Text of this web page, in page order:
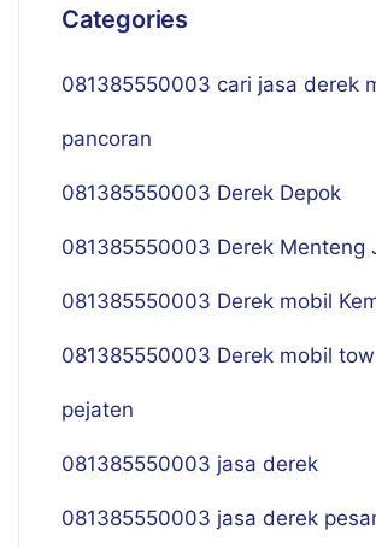
Categories
081385550003 cari jasa derek
pancoran
081385550003 Derek Depok
081385550003 Derek Menteng
081385550003 Derek mobil
081385550003 Derek mobil
pejaten
081385550003 jasa derek
081385550003 jasa derek